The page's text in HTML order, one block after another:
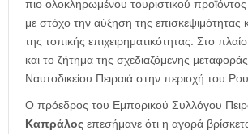
πιο ολοκληρωμένου τουριστικού προϊόντος
με στόχο την αύξηση της επισκεψιμότητας
της τοπικής επιχειρηματικότητας. Στο
και το ζήτημα της σχεδιαζόμενης
Ναυτοδικείου Πειραιά στην περιοχή του
Ο πρόεδρος του Εμπορικού Συλλόγου
Καπράλος επεσήμανε ότι η αγορά